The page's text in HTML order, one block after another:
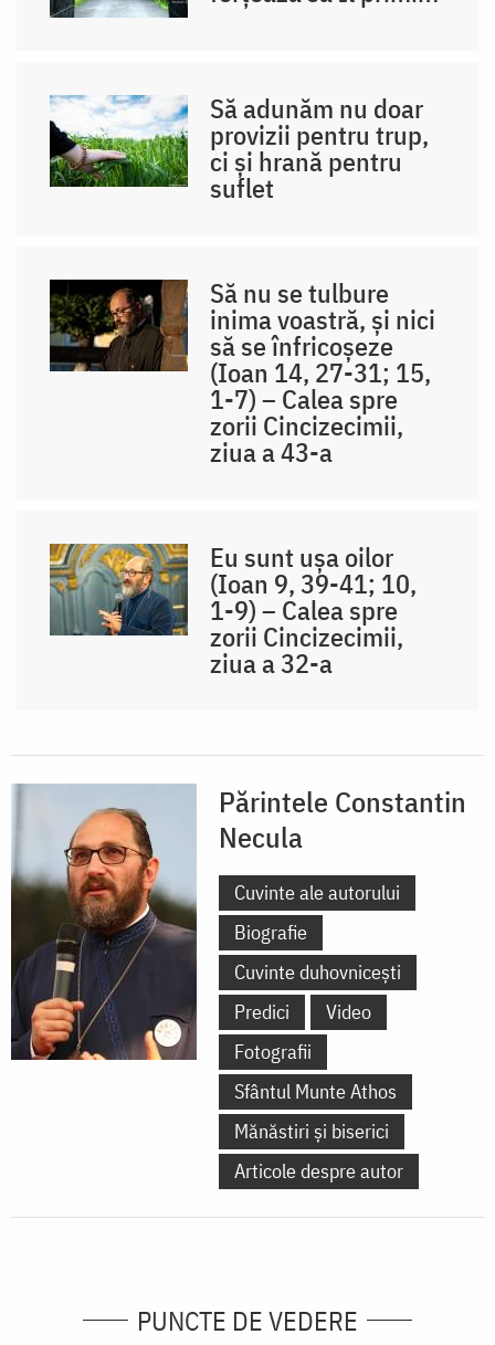
Să adunăm nu doar
provizii pentru trup,
ci și hrană pentru
suflet
Să nu se tulbure
inima voastră, și nici
să se înfricoșeze
(Ioan 14, 27-31; 15,
1-7) – Calea spre
zorii Cincizecimii,
ziua a 43-a
Eu sunt ușa oilor
(Ioan 9, 39-41; 10,
1-9) – Calea spre
zorii Cincizecimii,
ziua a 32-a
Părintele Constantin
Necula
Cuvinte ale autorului
Biografie
Cuvinte duhovnicești
Predici
Video
Fotografii
Sfântul Munte Athos
Mănăstiri și biserici
Articole despre autor
PUNCTE DE VEDERE